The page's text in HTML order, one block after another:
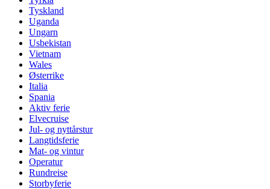
Tyskland
Uganda
Ungarn
Usbekistan
Vietnam
Wales
Østerrike
Italia
Spania
Aktiv ferie
Elvecruise
Jul- og nyttårstur
Langtidsferie
Mat- og vintur
Operatur
Rundreise
Storbyferie